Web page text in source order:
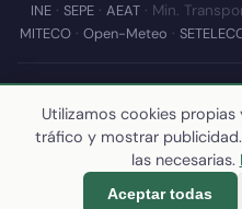
INE· SEPE· AEAT· Min.
MITECO· Open-Meteo ·
© 2026 Callejear.com —
abiertos. Desarrollado y
Última actualización de esta
Utilizamos cookies
tráfico y mostrar
las necesarias.
Aceptar todas